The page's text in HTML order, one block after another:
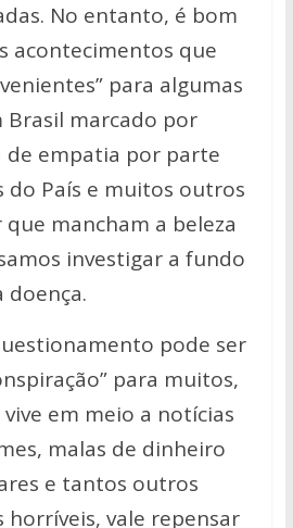
No entanto, é bom
acontecimentos que
para algumas
Brasil marcado por
de empatia por parte
do País e muitos outros
mancham a beleza
investigar a fundo
doença.
pode ser
para muitos,
em meio a notícias
malas de dinheiro
e tantos outros
vale repensar